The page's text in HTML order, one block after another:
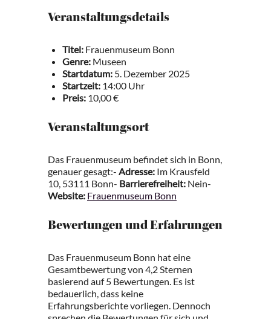
Veranstaltungsdetails
Titel: Frauenmuseum Bonn
Genre: Museen
Startdatum: 5. Dezember 2025
Startzeit: 14:00 Uhr
Preis: 10,00 €
Veranstaltungsort
Das Frauenmuseum befindet sich in Bonn,
genauer gesagt:- Adresse: Im Krausfeld
10, 53111 Bonn- Barrierefreiheit: Nein-
Website: Frauenmuseum Bonn
Bewertungen und Erfahrungen
Das Frauenmuseum Bonn hat eine
Gesamtbewertung von 4,2 Sternen
basierend auf 5 Bewertungen. Es ist
bedauerlich, dass keine
Erfahrungsberichte vorliegen. Dennoch